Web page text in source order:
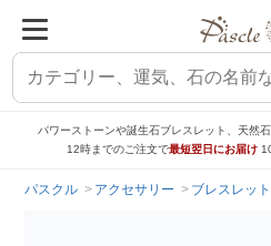
パワーストーンや誕生石ブレスレット、天然
12時までのご注文で最短翌日にお届け
パスクル アクセサリー ブレスレット